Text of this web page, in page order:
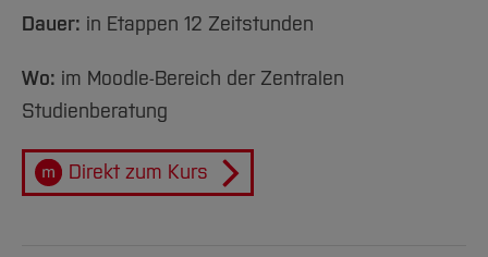
Arbeiten im FB G
Forschung und Projekte
Team
Service
Studiengänge
Aktuelles
Fachgruppen
Forschung und Entwicklung
International
Team
BO Shop
Familiengerechte Hochschule
Diskriminierungsfreie Hochschule
Vertretungen
Wahlen
Hochschulbibliothek
qed-Stiftung
Dauer: in Etappen 12 Zeitstunden
Wo: im Moodle-Bereich der Zentralen
Studienberatung
Direkt zum Kurs